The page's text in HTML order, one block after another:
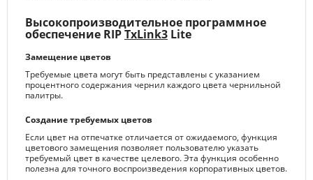
Высокопроизводительное программное
обеспечение RIPTxLink3 Lite
Замещение цветов
Требуемые цвета могут быть представлены с указанием
процентного содержания чернил каждого цвета чернильной
палитры.
Создание требуемых цветов
Если цвет на отпечатке отличается от ожидаемого, функция
цветового замещения позволяет пользователю указать
требуемый цвет в качестве целевого. Эта функция особенно
полезна для точного воспроизведения корпоративных цветов.